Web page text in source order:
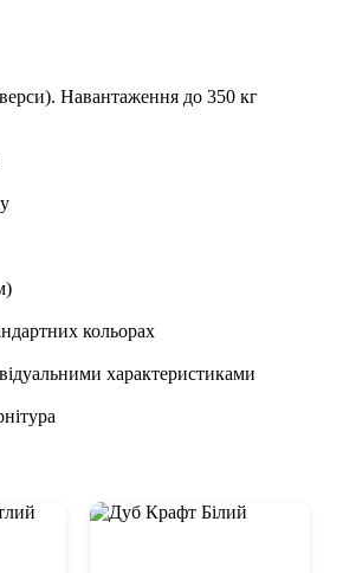
Навантаження до 350 кг
кольорах
характеристиками